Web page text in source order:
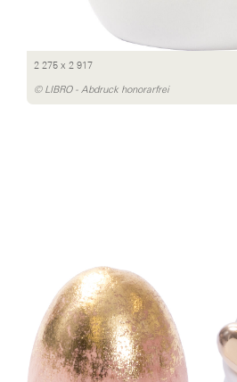
2 275 x 2 917
© LIBRO - Abdruck honorarfrei